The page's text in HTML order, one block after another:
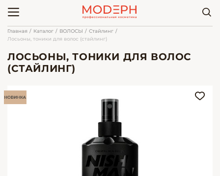
Главная Каталог ВОЛОСЫ
Стайлинг
Лосьоны, тоники для волос (стайлинг)
ЛОСЬОНЫ, ТОНИКИ ДЛЯ ВОЛОС
(СТАЙЛИНГ)